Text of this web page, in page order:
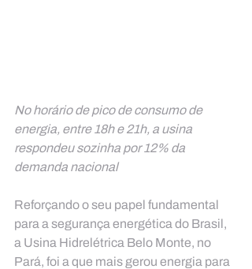
No horário de pico de consumo de
energia, entre 18h e 21h, a usina
respondeu sozinha por 12% da
demanda nacional
Reforçando o seu papel fundamental
para a segurança energética do Brasil,
a Usina Hidrelétrica Belo Monte, no
Pará, foi a que mais gerou energia para